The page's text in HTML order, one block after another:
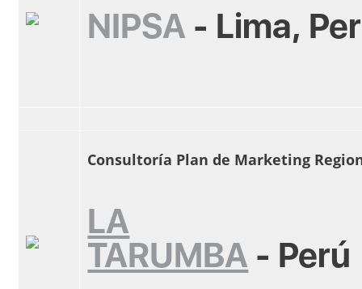
NIPSA - Lima,
Consultoría Plan de Marketing
LA
TARUMBA - Perú